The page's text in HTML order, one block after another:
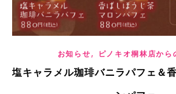
お知らせ, ピノキオ桐林店から
塩キャラメル珈琲バニラパフェ＆